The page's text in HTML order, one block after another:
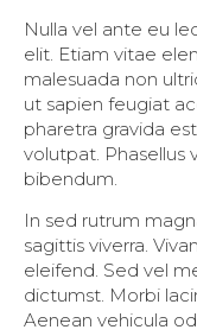
Nulla vel ante eu
elit. Etiam vitae
malesuada non
ut sapien feugiat
pharetra gravida
volutpat. Phasellus
bibendum.
In sed rutrum
sagittis viverra.
eleifend. Sed vel
dictumst. Morbi
Aenean vehicula